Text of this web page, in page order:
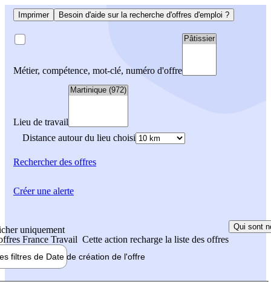
Imprimer Besoin d'aide sur la recherche d'offres d'emploi ?
Métier, compétence, mot-clé, numéro d'offre
Lieu de travail
Distance autour du lieu choisi
Rechercherdes offres
uniquement
France Travail Cette action recharge la liste des offres
Qui sont
filtres de Date de création de l'offre
Créer une alerte